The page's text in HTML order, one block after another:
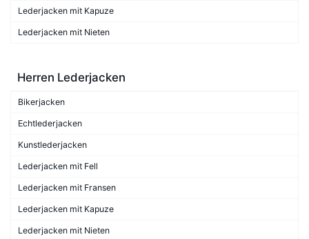
Lederjacken mit Kapuze
Lederjacken mit Nieten
Herren Lederjacken
Bikerjacken
Echtlederjacken
Kunstlederjacken
Lederjacken mit Fell
Lederjacken mit Fransen
Lederjacken mit Kapuze
Lederjacken mit Nieten